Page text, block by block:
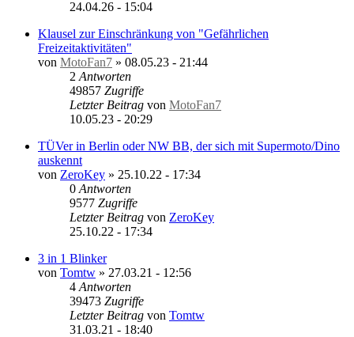
24.04.26 - 15:04
Klausel zur Einschränkung von "Gefährlichen
Freizeitaktivitäten"
von MotoFan7 » 08.05.23 - 21:44
2 Antworten
49857 Zugriffe
Letzter Beitrag von MotoFan7
10.05.23 - 20:29
TÜVer in Berlin oder NW BB, der sich mit Supermoto/Dino
auskennt
von ZeroKey » 25.10.22 - 17:34
0 Antworten
9577 Zugriffe
Letzter Beitrag von ZeroKey
25.10.22 - 17:34
3 in 1 Blinker
von Tomtw » 27.03.21 - 12:56
4 Antworten
39473 Zugriffe
Letzter Beitrag von Tomtw
31.03.21 - 18:40